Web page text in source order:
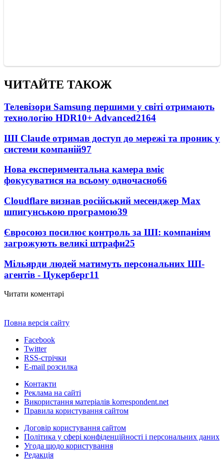
ЧИТАЙТЕ ТАКОЖ
Телевізори Samsung першими у світі отримають
технологію HDR10+ Advanced2164
ШІ Claude отримав доступ до мережі та проник у
системи компаній97
Нова експериментальна камера вміє
фокусуватися на всьому одночасно66
Cloudflare визнав російський месенджер Мах
шпигунською програмою39
Євросоюз посилює контроль за ШІ: компаніям
загрожують великі штрафи25
Мільярди людей матимуть персональних ШІ-
агентів - Цукерберг11
Читати коментарі
Повна версія сайту
Facebook
Twitter
RSS-стрічки
E-mail розсилка
Контакти
Реклама на сайті
Використання матеріалів korrespondent.net
Правила користування сайтом
Договір користування сайтом
Політика у сфері конфіденційності і персональних даних
Угода щодо користування
Редакція